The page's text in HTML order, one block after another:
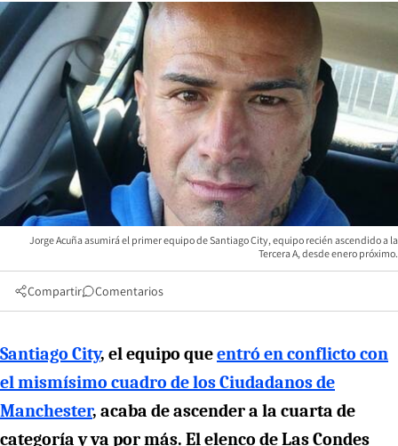
Jorge Acuña asumirá el primer equipo de Santiago City, equipo recién ascendido a la
Tercera A, desde enero próximo.
Compartir Comentarios
Santiago City, el equipo queentró en conflicto con
el mismísimo cuadro de los Ciudadanos de
Manchester, acaba de ascender a la cuarta de
categoría y va por más. El elenco de Las Condes